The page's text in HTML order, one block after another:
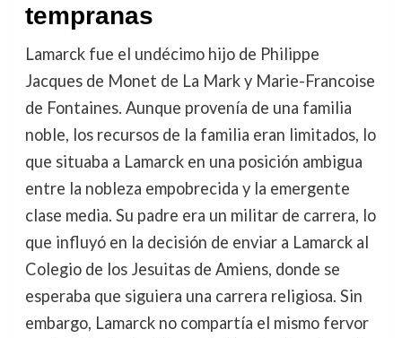
tempranas
Lamarck fue el undécimo hijo de Philippe
Jacques de Monet de La Mark y Marie-Francoise
de Fontaines. Aunque provenía de una familia
noble, los recursos de la familia eran limitados, lo
que situaba a Lamarck en una posición ambigua
entre la nobleza empobrecida y la emergente
clase media. Su padre era un militar de carrera, lo
que influyó en la decisión de enviar a Lamarck al
Colegio de los Jesuitas de Amiens, donde se
esperaba que siguiera una carrera religiosa. Sin
embargo, Lamarck no compartía el mismo fervor